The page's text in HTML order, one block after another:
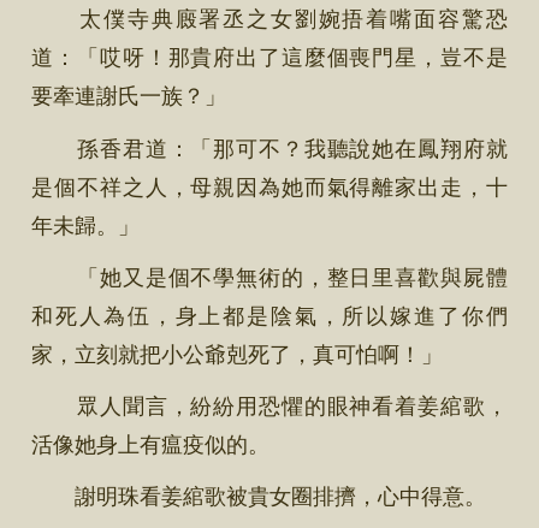
太僕寺典廄署丞之女劉婉捂着嘴面容驚恐
道：「哎呀！那貴府出了這麼個喪門星，豈不是
要牽連謝氏一族？」
孫香君道：「那可不？我聽說她在鳳翔府就
是個不祥之人，母親因為她而氣得離家出走，十
年未歸。」
「她又是個不學無術的，整日里喜歡與屍體
和死人為伍，身上都是陰氣，所以嫁進了你們
家，立刻就把小公爺剋死了，真可怕啊！」
眾人聞言，紛紛用恐懼的眼神看着姜綰歌，
活像她身上有瘟疫似的。
謝明珠看姜綰歌被貴女圈排擠，心中得意。